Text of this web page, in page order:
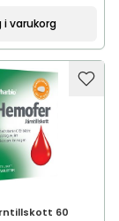
i varukorg
60